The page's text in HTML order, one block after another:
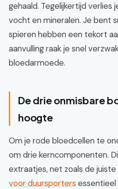
gehaald. Tegelijkertijd
vocht en mineralen. Je bent
spieren hebben een tekort
aanvulling raak je snel
bloedarmoede.
De drie onmisbare
hoogte
Om je rode bloedcellen te
om drie kerncomponenten.
extraatjes, net zoals de juiste
voor duursporters